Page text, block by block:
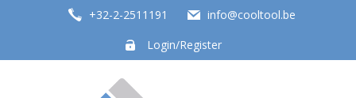
+32-2-2511191
info@cooltool.be
Login/Register